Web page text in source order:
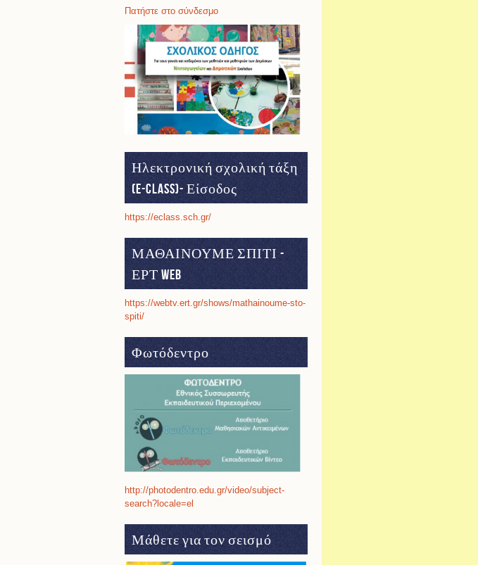
Πατήστε στο σύνδεσμο
Ηλεκτρονική σχολική τάξη
(e-class)- Είσοδος
https://eclass.sch.gr/
ΜΑΘΑΙΝΟΥΜΕ ΣΠΙΤΙ -
ΕΡΤ web
https://webtv.ert.gr/shows/mathainoume-sto-
spiti/
Φωτόδεντρο
http://photodentro.edu.gr/video/subject-
search?locale=el
Μάθετε για τον σεισμό